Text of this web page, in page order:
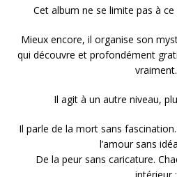
Cet album ne se limite pas à ce
Mieux encore, il organise son
qui découvre et profondément
vraiment.
Il agit à un autre niveau,
Il parle de la mort sans
l’amour sans
De la peur sans caricature.